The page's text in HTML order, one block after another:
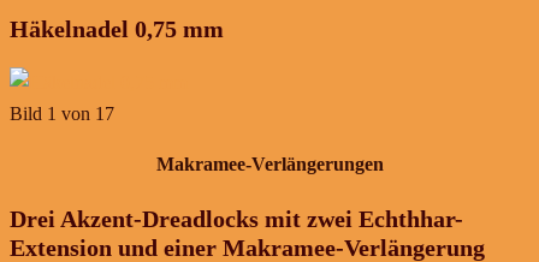
Häkelnadel 0,75 mm
Bild 1 von 17
Makramee-Verlängerungen
Drei Akzent-Dreadlocks mit zwei Echthhar-
Extension und einer Makramee-Verlängerung